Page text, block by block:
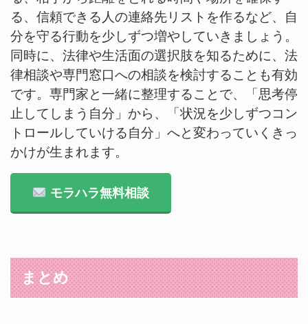
る、信頼できる人の連絡先リストを作るなど、自
分を守る行動を少しずつ増やしていきましょう。
同時に、法律や生活面の選択肢を知るために、法
律相談や専門窓口への相談を検討することも有効
です。専門家と一緒に整理することで、「思考停
止してしまう自分」から、「状況を少しずつコン
トロールしていける自分」へと変わっていくきっ
かけが生まれます。
モラハラ無料相談
まとめ